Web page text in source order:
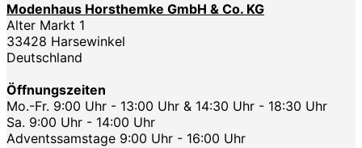
Modenhaus Horsthemke GmbH & Co. KG
Alter Markt 1
33428 Harsewinkel
Deutschland
Öffnungszeiten
Mo.-Fr. 9:00 Uhr - 13:00 Uhr & 14:30 Uhr - 18:30 Uhr
Sa. 9:00 Uhr - 14:00 Uhr
Adventssamstage 9:00 Uhr - 16:00 Uhr